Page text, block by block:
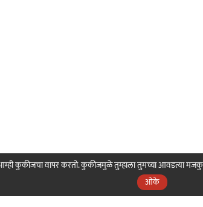
आम्ही कुकीजचा वापर करतो. कुकीजमुळे तुम्हाला तुमच्या आवडत्या
ओके